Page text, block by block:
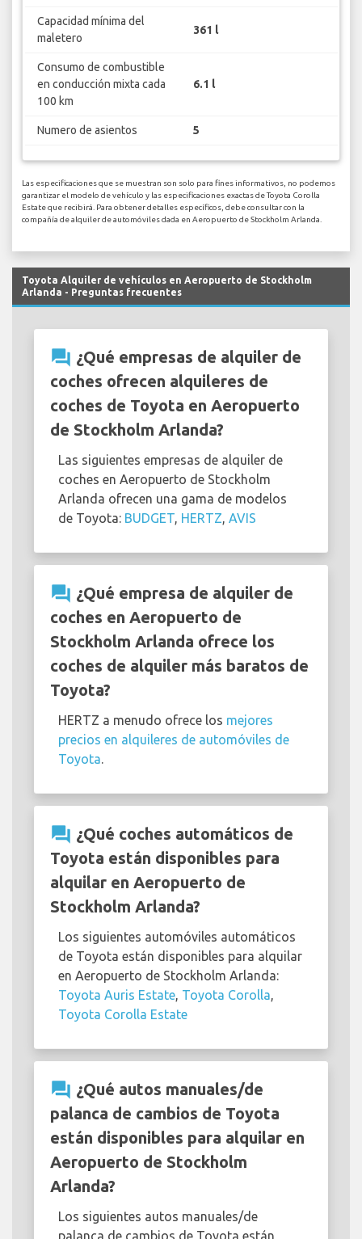
Capacidad mínima del
maletero
361 l
Consumo de combustible
en conducción mixta cada
100 km
6.1 l
Numero de asientos 5
Las especificaciones que se muestran son solo para fines informativos, no podemos
garantizar el modelo de vehículo y las especificaciones exactas de Toyota Corolla
Estate que recibirá. Para obtener detalles específicos, debe consultar con la
compañía de alquiler de automóviles dada en Aeropuerto de Stockholm Arlanda.
Toyota Alquiler de vehículos en Aeropuerto de Stockholm
Arlanda - Preguntas frecuentes
question_answer ¿Qué empresas de alquiler de
coches ofrecen alquileres de
coches de Toyota en Aeropuerto
de Stockholm Arlanda?
Las siguientes empresas de alquiler de
coches en Aeropuerto de Stockholm
Arlanda ofrecen una gama de modelos
de Toyota: BUDGET HERTZ AVIS
question_answer ¿Qué empresa de alquiler de
coches en Aeropuerto de
Stockholm Arlanda ofrece los
coches de alquiler más baratos de
Toyota?
HERTZ a menudo ofrece los mejores
precios en alquileres de automóviles de
Toyota
question_answer ¿Qué coches automáticos de
Toyota están disponibles para
alquilar en Aeropuerto de
Stockholm Arlanda?
Los siguientes automóviles automáticos
de Toyota están disponibles para alquilar
en Aeropuerto de Stockholm Arlanda:
Toyota Auris Estate Toyota Corolla
Toyota Corolla Estate
question_answer ¿Qué autos manuales/de
palanca de cambios de Toyota
están disponibles para alquilar en
Aeropuerto de Stockholm
Arlanda?
Los siguientes autos manuales/de
palanca de cambios de Toyota están